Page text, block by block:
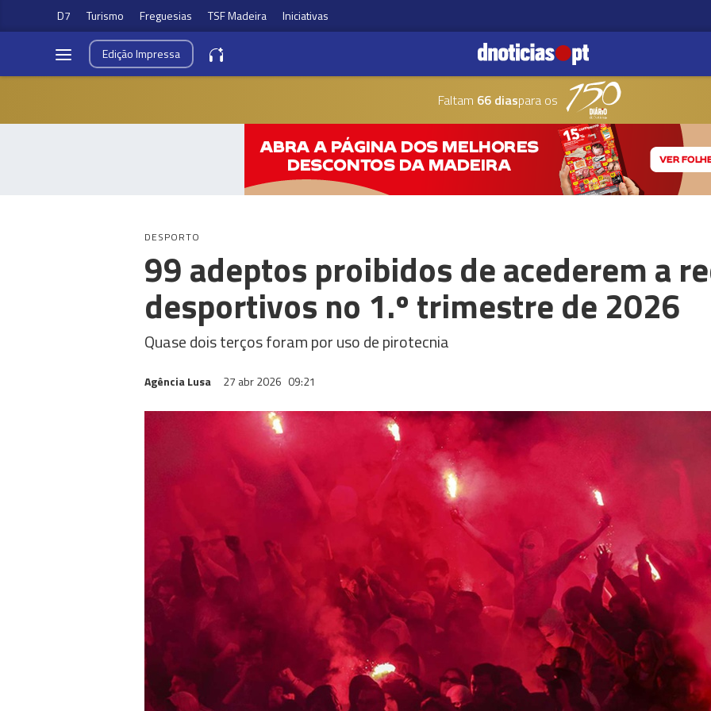
D7 Turismo Freguesias TSF Madeira Iniciativas
EdiçãoImpressa
Faltam 66 diaspara os
DESPORTO
99 adeptos proibidos de acederem a
desportivos no 1.º trimestre de 2026
Quase dois terços foram por uso de pirotecnia
Agência Lusa 27 abr 2026 09:21